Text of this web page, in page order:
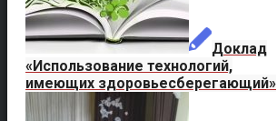
Доклад
«Использование технологий,
имеющих здоровьесберегающий»